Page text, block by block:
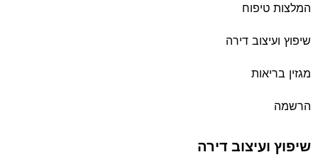
המלצות טיפוח
שיפוץ ועיצוב דירה
מגזין בריאות
הרשמה
שיפוץ ועיצוב דירה